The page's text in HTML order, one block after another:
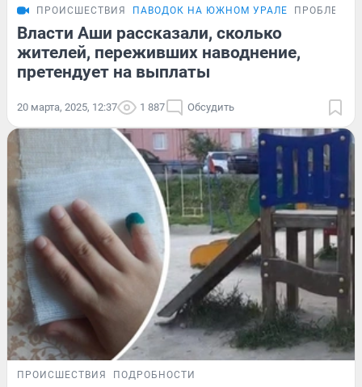
ПРОИСШЕСТВИЯ ПАВОДОК НА ЮЖНОМ УРАЛЕ ПРОБЛЕМА
Власти Аши рассказали, сколько
жителей, переживших наводнение,
претендует на выплаты
20 марта, 2025, 12:37 1 887 Обсудить
ПРОИСШЕСТВИЯ ПОДРОБНОСТИ